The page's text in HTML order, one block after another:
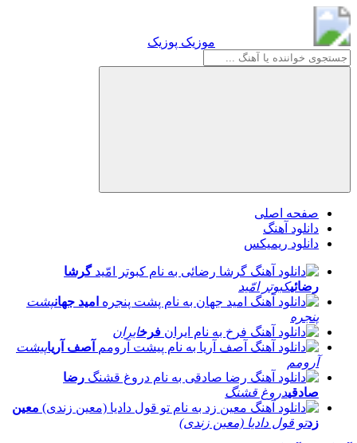
موزیک پوزیک
صفحه اصلی
دانلود آهنگ
دانلود ریمیکس
گرشا
رضائیکبوتر امّید
امید جهانپشت
پنجره
فرخایران
آصف آریاپیشت
آرومم
رضا
صادقیدروغ قشنگ
معین
زدتو قول دادیا (معین زندی)